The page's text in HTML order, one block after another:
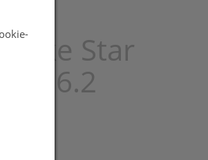
Star
986.2